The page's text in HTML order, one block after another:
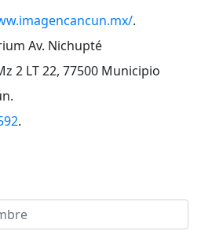
.
Av. Nichupté
2 LT 22, 77500 Municipio
.
.